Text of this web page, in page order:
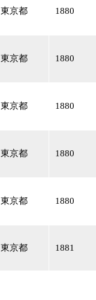
東京都 1880
東京都 1880
東京都 1880
東京都 1880
東京都 1880
東京都 1881